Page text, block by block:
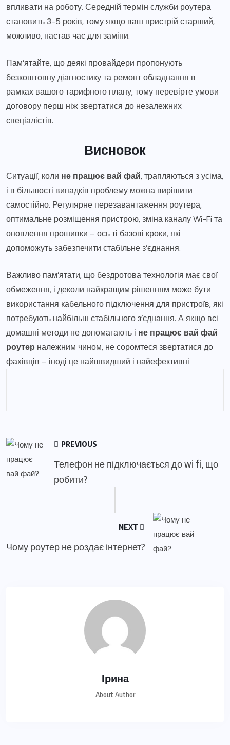
впливати на роботу. Середній термін служби роутера
становить 3-5 років, тому якщо ваш пристрій старший,
можливо, настав час для заміни.
Пам’ятайте, що деякі провайдери пропонують
безкоштовну діагностику та ремонт обладнання в
рамках вашого тарифного плану, тому перевірте умови
договору перш ніж звертатися до незалежних
спеціалістів.
Висновок
Ситуації, коли не працює вай фай, трапляються з усіма,
і в більшості випадків проблему можна вирішити
самостійно. Регулярне перезавантаження роутера,
оптимальне розміщення пристрою, зміна каналу Wi-Fi та
оновлення прошивки – ось ті базові кроки, які
допоможуть забезпечити стабільне з’єднання.
Важливо пам’ятати, що бездротова технологія має свої
обмеження, і деколи найкращим рішенням може бути
використання кабельного підключення для пристроїв, які
потребують найбільш стабільного з’єднання. А якщо всі
домашні методи не допомагають і не працює вай фай
роутер належним чином, не соромтеся звертатися до
фахівців – іноді це найшвидший і найефективні
PREVIOUS
Телефон не підключається до wi fi, що
робити?
NEXT
Чому роутер не роздає інтернет?
Ірина
About Author